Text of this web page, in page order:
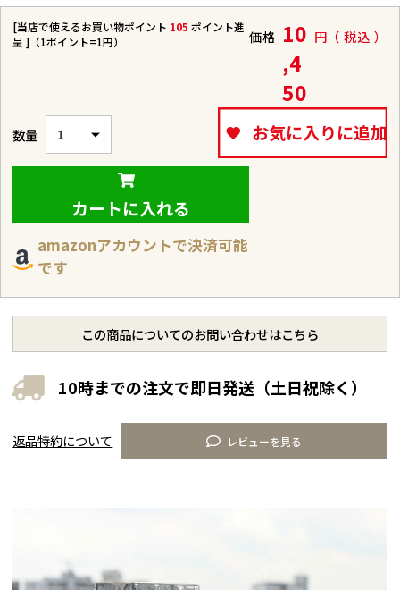
[当店で使えるお買い物ポイント 105 ポイント進
呈 ]（1ポイント=1円）
価格 10
,4
50
税込
お気に入りに追加
カートに入れる
amazonアカウントで決済可能
です
10時までの注文で即日発送（土日祝除く）
この商品についてのお問い合わせはこちら
レビューを見る
返品特約について